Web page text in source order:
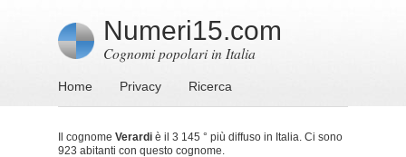
Numeri15.com
Cognomi popolari in Italia
Home Privacy Ricerca
Il cognome Verardi è il 3 145 ° più diffuso in Italia. Ci sono
923 abitanti con questo cognome.